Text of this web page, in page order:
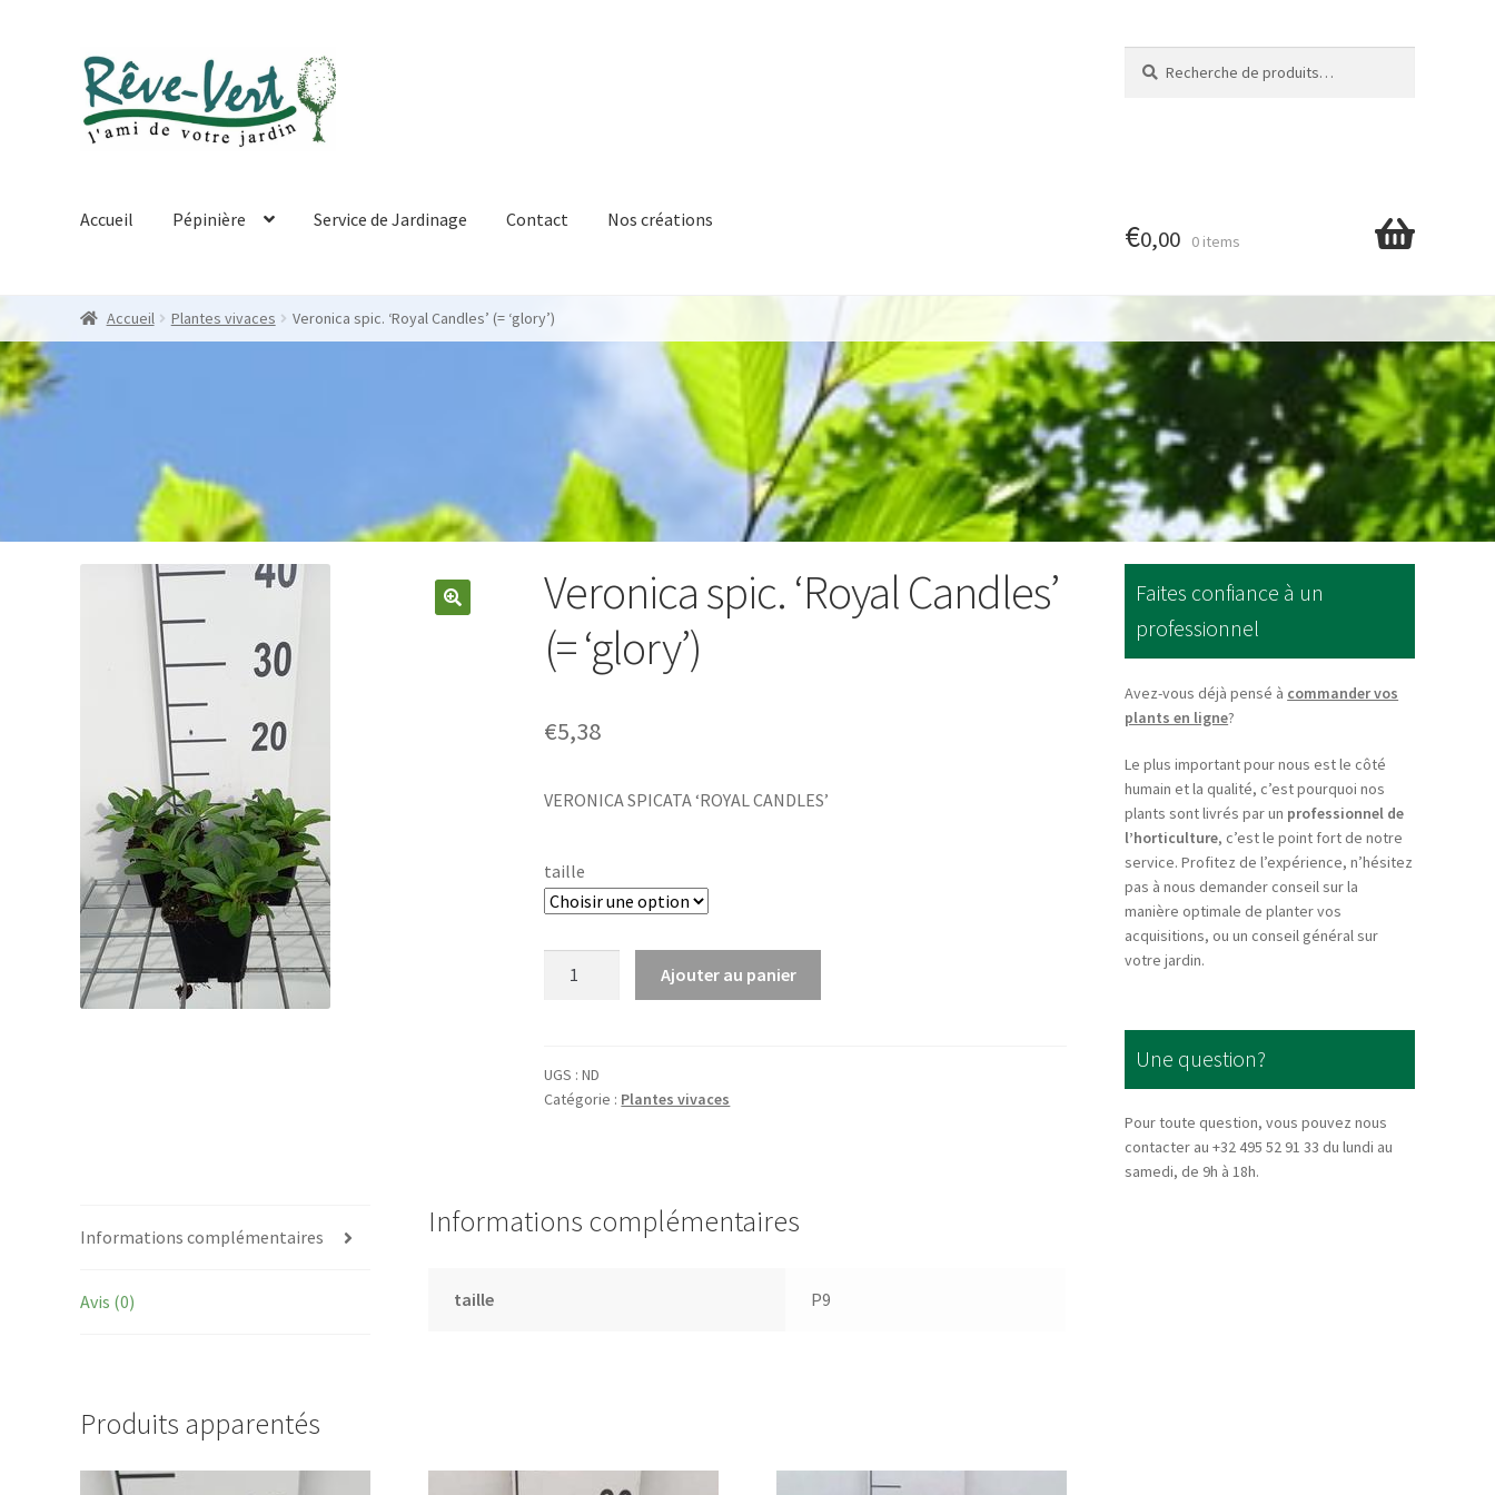
Skip
to
navigation
Skip
to
content
pour :
Accueil Pépinière Service de Jardinage Contact Nos créations €0,00 0 items
Accueil Plantes vivaces Veronica spic. ‘Royal Candles’ (= ‘glory’)
Veronica spic. ‘Royal Candles’
(= ‘glory’)
€5,38
VERONICA SPICATA ‘ROYAL CANDLES’
taille
'Royal
Candles'
Ajouter au panier
UGS :ND
Catégorie : Plantes vivaces
Informations complémentaires
Avis (0)
Informations complémentaires
taille P9
Produits apparentés
Faites confiance à un
professionnel
Avez-vous déjà pensé à commander vos
plants en ligne?
Le plus important pour nous est le côté
humain et la qualité, c’est pourquoi nos
plants sont livrés par un professionnel de
l’horticulture, c’est le point fort de notre
service. Profitez de l’expérience, n’hésitez
pas à nous demander conseil sur la
manière optimale de planter vos
acquisitions, ou un conseil général sur
votre jardin.
Une question?
Pour toute question, vous pouvez nous
contacter au +32 495 52 91 33 du lundi au
samedi, de 9h à 18h.